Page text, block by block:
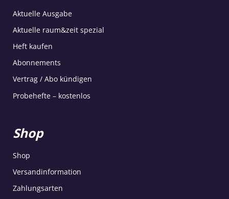
Aktuelle Ausgabe
Aktuelle raum&zeit spezial
Heft kaufen
Abonnements
Vertrag / Abo kündigen
Probehefte – kostenlos
Shop
Shop
Versandinformation
Zahlungsarten